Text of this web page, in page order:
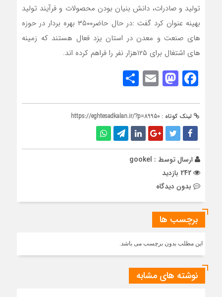
تولید و صادرات، دانش بنیان بودن محصولات و فرآیند تولید
بهینه عنوان کرد گفت :در حال حاضر۳۵۰۰ بهره بردار در حوزه
های صنعت و معدن در استان یزد فعال هستند که زمینه
های اشتغال برای ۱۲۵هزار نفر را فراهم کرده اند.
Facebook
Mastodon
Email
لینک کوتاه : https://eghtesadkalan.ir/?p=89950
ارسال توسط : gookel
بدون دیدگاه
برچسب ها
این مطلب بدون برچسب می باشد.
نوشته های مشابه